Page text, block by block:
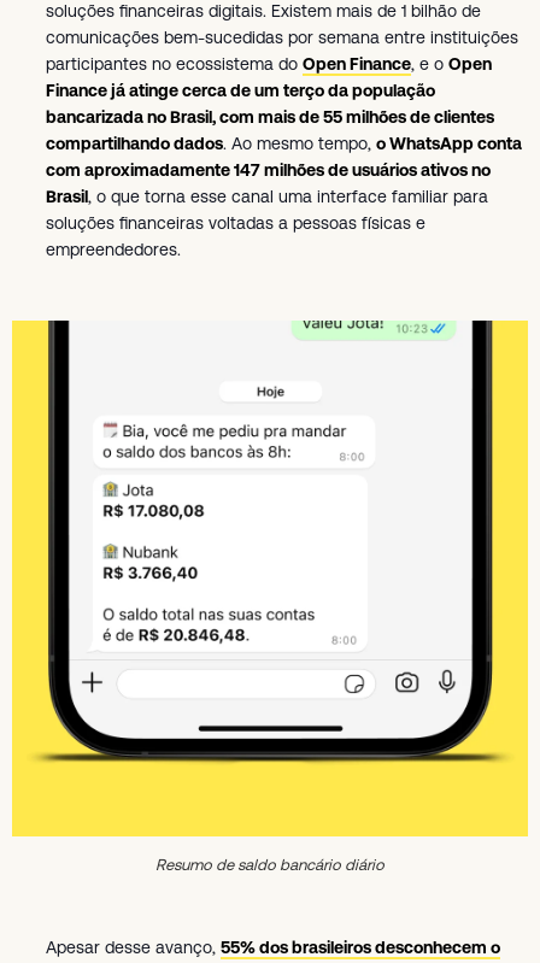
soluções financeiras digitais. Existem mais de 1 bilhão de
comunicações bem-sucedidas por semana entre instituições
participantes no ecossistema do Open Finance, e o Open
Finance já atinge cerca de um terço da população
bancarizada no Brasil, com mais de 55 milhões de clientes
compartilhando dados. Ao mesmo tempo, o WhatsApp conta
com aproximadamente 147 milhões de usuários ativos no
Brasil, o que torna esse canal uma interface familiar para
soluções financeiras voltadas a pessoas físicas e
empreendedores.
Resumo de saldo bancário diário
Apesar desse avanço, 55% dos brasileiros desconhecem o